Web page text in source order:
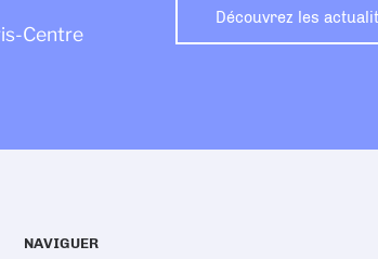
Centre
Découvrez les
NAVIGUER